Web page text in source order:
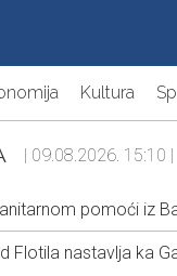
Kultura
| 09.08.2026. 15:10 |
pomoći iz
Flotila nastavlja ka